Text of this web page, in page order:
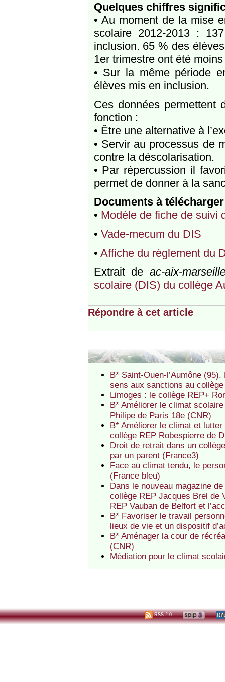
Quelques chiffres
• Au moment de la mise
scolaire 2012-2013 :
inclusion. 65 % des
1er trimestre ont été
• Sur la même période
élèves mis en inclusion.
Ces données permettent
fonction :
• Être une alternative à
• Servir au processus de
contre la déscolarisation.
• Par répercussion il
permet de donner à la
Documents à télécharger
• Modèle de fiche de suivi
• Vade-mecum du DIS
• Affiche du règlement du
Extrait deac-aix-
scolaire (DIS) du collège
Répondre à cet article
B* Saint-Ouen-l’Aumône
sens aux sanctions au
Limoges : le collège REP+
B* Améliorer le climat
Philipe de Paris 18e (CNR)
B* Améliorer le climat et
collège REP Robespierre de
Droit de retrait dans un
par un parent (France3)
Face au climat tendu, le
(France bleu)
Dans le nouveau magazine
collège REP Jacques Brel de
REP Vauban de Belfort et
B* Favoriser le travail
lieux de vie et un dispositif
B* Aménager la cour de
(CNR)
Médiation pour le climat
RSS 2.0